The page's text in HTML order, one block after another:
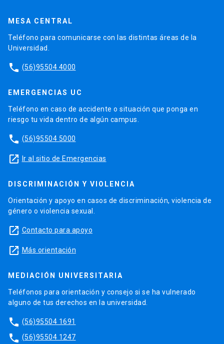
MESA CENTRAL
Teléfono para comunicarse con las distintas áreas de la
Universidad.
phone (56)95504 4000
EMERGENCIAS UC
Teléfono en caso de accidente o situación que ponga en
riesgo tu vida dentro de algún campus.
phone (56)95504 5000
launch Ir al sitio de Emergencias
DISCRIMINACIÓN Y VIOLENCIA
Orientación y apoyo en casos de discriminación, violencia de
género o violencia sexual.
launch Contacto para apoyo
launch Más orientación
MEDIACIÓN UNIVERSITARIA
Teléfonos para orientación y consejo si se ha vulnerado
alguno de tus derechos en la universidad.
phone (56)95504 1691
phone (56)95504 1247